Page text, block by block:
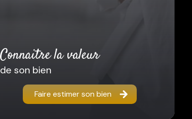
connaitre la valeur
de son bien
Faire estimer son bien